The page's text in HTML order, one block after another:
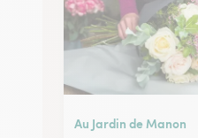
Au Jardin de Manon